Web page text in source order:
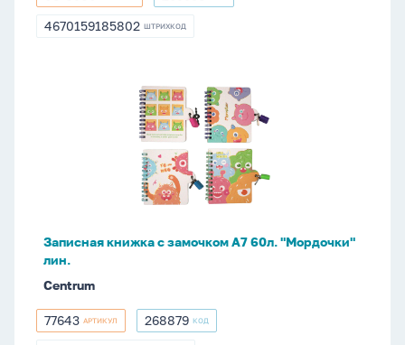
8580
4670159185802
4670159185802 ШТРИХКОД
Записная книжка с замочком А7 60л. "Мордочки"
лин.
Centrum
77643
77643 АРТИКУЛ 268879
268879 КОД